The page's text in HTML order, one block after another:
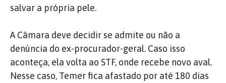
salvar a própria pele.
A Câmara deve decidir se admite ou não a
denúncia do ex-procurador-geral. Caso isso
aconteça, ela volta ao STF, onde recebe novo aval.
Nesse caso, Temer fica afastado por até 180 dias